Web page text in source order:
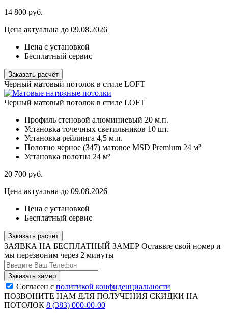
14 800 руб.
Цена актуальна до 09.08.2026
Цена с установкой
Бесплатный сервис
Заказать расчёт
Черный матовый потолок в стиле LOFT
Черный матовый потолок в стиле LOFT
Профиль стеновой алюминиевый 20 м.п.
Установка точечных светильников 10 шт.
Установка рейлинга 4,5 м.п.
Полотно черное (347) матовое MSD Premium 24 м²
Установка полотна 24 м²
20 700 руб.
Цена актуальна до 09.08.2026
Цена с установкой
Бесплатный сервис
Заказать расчёт
ЗАЯВКА НА БЕСПЛАТНЫЙ ЗАМЕР Оставьте свой номер и
мы перезвоним через 2 минуты
Согласен с политикой конфиденциальности
ПОЗВОНИТЕ НАМ ДЛЯ ПОЛУЧЕНИЯ СКИДКИ НА
ПОТОЛОК 8 (383) 000-00-00